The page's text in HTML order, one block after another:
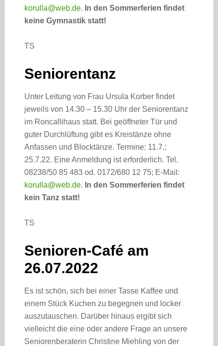
korulla@web.de. In den Sommerferien findet
keine Gymnastik statt!
TS
Seniorentanz
Unter Leitung von Frau Ursula Korber findet
jeweils von 14.30 – 15.30 Uhr der Seniorentanz
im Roncallihaus statt. Bei geöffneter Tür und
guter Durchlüftung gibt es Kreistänze ohne
Anfassen und Blocktänze. Termine: 11.7.;
25.7.22. Eine Anmeldung ist erforderlich. Tel.
08238/50 85 483 od. 0172/680 12 75; E-Mail:
korulla@web.de. In den Sommerferien findet
kein Tanz statt!
TS
Senioren-Café am
26.07.2022
Es ist schön, sich bei einer Tasse Kaffee und
einem Stück Kuchen zu begegnen und locker
auszutauschen. Darüber hinaus ergibt sich
vielleicht die eine oder andere Frage an unsere
Seniorenberaterin Christine Miehling von der